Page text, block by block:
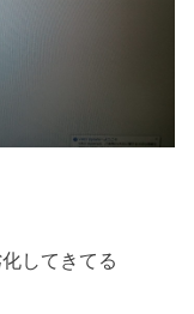
してきてる